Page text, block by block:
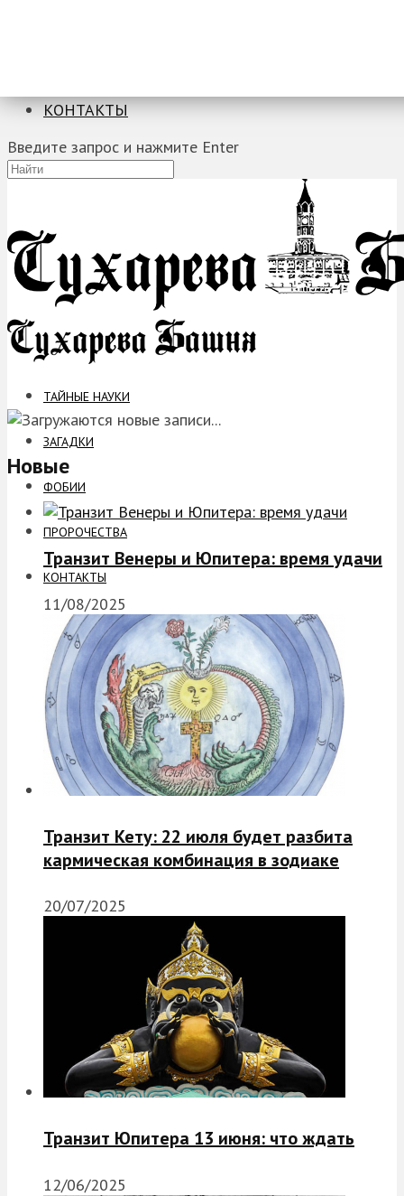
КОНТАКТЫ
Введите запрос и нажмите Enter
ТАЙНЫЕ НАУКИ
ЗАГАДКИ
ФОБИИ
ПРОРОЧЕСТВА
КОНТАКТЫ
Новые
Транзит Венеры и Юпитера: время удачи
11/08/2025
Транзит Кету: 22 июля будет разбита
кармическая комбинация в зодиаке
20/07/2025
Транзит Юпитера 13 июня: что ждать
12/06/2025